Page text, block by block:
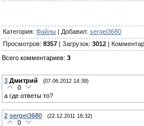
Категория: Файлы | Добавил: sergei3680
Просмотров: 8357 | Загрузок: 3012 |
Всего комментариев: 3
3 Дмитрий (07.06.2012 14:39)
0
а где ответы то?
2 sergei3680 (22.12.2011 16:32)
0